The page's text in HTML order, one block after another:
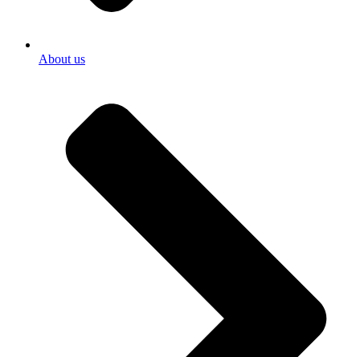
About us